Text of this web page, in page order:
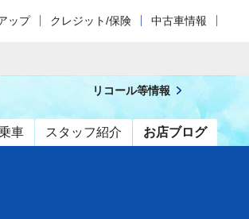
ップ クレジット/保険 中古車情報
車 スタッフ紹介 お店ブログ
リコール等情報